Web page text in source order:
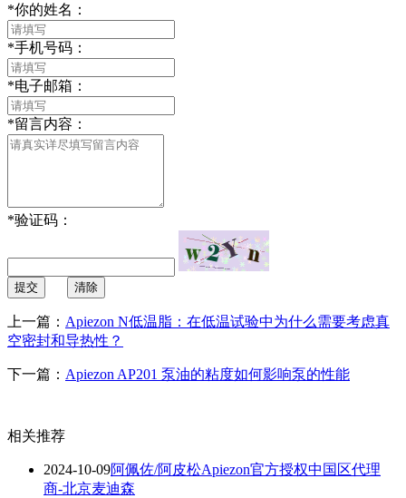
*你的姓名：
*手机号码：
*电子邮箱：
*留言内容：
*验证码：
提交 清除
上一篇： Apiezon N低温脂：在低温试验中为什么需要考虑真
空密封和导热性？
下一篇： Apiezon AP201 泵油的粘度如何影响泵的性能
相关推荐
2024-10-09阿佩佐/阿皮松Apiezon官方授权中国区代理
商-北京麦迪森